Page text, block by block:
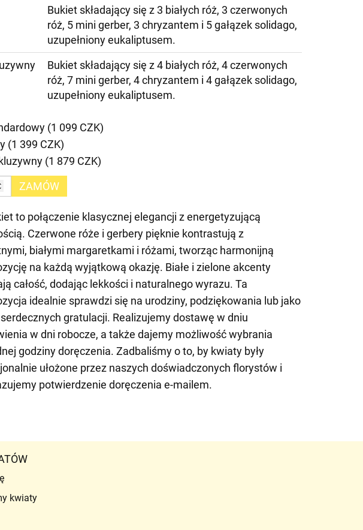
Bukiet składający się z 3 białych róż, 3 czerwonych
róż, 5 mini gerber, 3 chryzantem i 5 gałązek solidago,
uzupełniony eukaliptusem.
Bukiet składający się z 4 białych róż, 4 czerwonych
róż, 7 mini gerber, 4 chryzantem i 4 gałązek solidago,
uzupełniony eukaliptusem.
(1 099 CZK)
(1 399 CZK)
(1 879 CZK)
ZAMÓW
to połączenie klasycznej elegancji z energetyzującą
Czerwone róże i gerbery pięknie kontrastują z
białymi margaretkami i różami, tworząc harmonijną
na każdą wyjątkową okazję. Białe i zielone akcenty
całość, dodając lekkości i naturalnego wyrazu. Ta
idealnie sprawdzi się na urodziny, podziękowania lub jako
gratulacji. Realizujemy dostawę w dniu
w dni robocze, a także dajemy możliwość wybrania
godziny doręczenia. Zadbaliśmy o to, by kwiaty były
ułożone przez naszych doświadczonych florystów i
potwierdzenie doręczenia e-mailem.
kwiaty